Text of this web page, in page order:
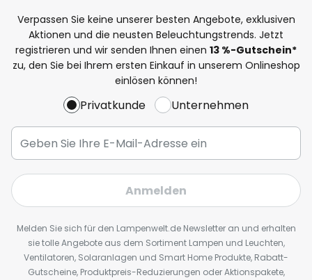
Verpassen Sie keine unserer besten Angebote, exklusiven
Aktionen und die neusten Beleuchtungstrends. Jetzt
registrieren und wir senden Ihnen einen 13 %-Gutschein*
zu, den Sie bei Ihrem ersten Einkauf in unserem Onlineshop
einlösen können!
Privatkunde Unternehmen
Anmelden
Melden Sie sich für den Lampenwelt.de Newsletter an und erhalten
sie tolle Angebote aus dem Sortiment Lampen und Leuchten,
Ventilatoren, Solaranlagen und Smart Home Produkte, Rabatt-
Gutscheine, Produktpreis-Reduzierungen oder Aktionspakete,